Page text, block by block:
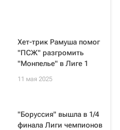
Хет-трик Рамуша помог
"ПСЖ" разгромить
"Монпелье" в Лиге 1
11 мая 2025
"Боруссия" вышла в 1/4
финала Лиги чемпионов